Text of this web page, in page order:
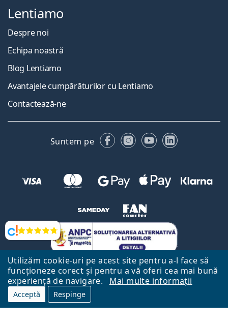
Utilizăm cookie-uri pe acest site pentru a-l face să
funcționeze corect și pentru a vă oferi cea mai bună
experiență de navigare.
Mai multe informații
Acceptă Respinge
Opinii
Lentiamo
Despre noi
Echipa noastră
Blog Lentiamo
Avantajele cumpărăturilor cu Lentiamo
Contactează-ne
Suntem pe FacebookInstagram
YouTubeLinkedIn
Către Pagina Principală
Mai sus